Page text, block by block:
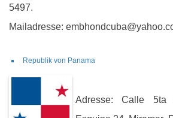
Mailadresse:
Republik von Panama
Adresse: Calle 5ta